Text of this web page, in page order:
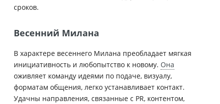
сроков.
Весенний Милана
В характере весеннего Милана преобладает мягкая
инициативность и любопытство к новому. Она
оживляет команду идеями по подаче, визуалу,
форматам общения, легко устанавливает контакт.
Удачны направления, связанные с PR, контентом,